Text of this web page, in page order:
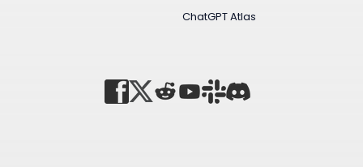
ChatGPT Atlas